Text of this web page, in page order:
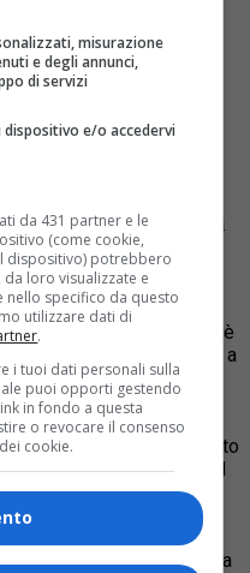
come Fonte preferita
per le forti piogge
una parte del tetto del
Santo Spirito. Il tetto è
sono verificati problemi a
Per ora sono
nel blocco operatorio di
programmati sono stati
Martino raffiche di vento
di una palazzina. Il
del treno. Decine di
le automobili
Civile e Vigili del Fuoco
e mettere in sicurezza
misurazione
e degli annunci,
di servizi
e/o accedervi
da 431 partner e le
(come cookie,
dispositivo) potrebbero
loro visualizzate e
nello specifico da questo
utilizzare dati di
.
i tuoi dati personali sulla
puoi opporti gestendo
in fondo a questa
o revocare il consenso
cookie.